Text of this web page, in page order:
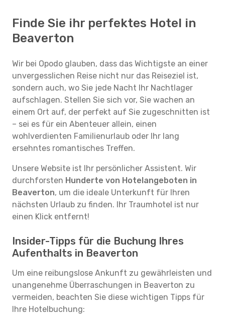
Finde Sie ihr perfektes Hotel in
Beaverton
Wir bei Opodo glauben, dass das Wichtigste an einer
unvergesslichen Reise nicht nur das Reiseziel ist,
sondern auch, wo Sie jede Nacht Ihr Nachtlager
aufschlagen. Stellen Sie sich vor, Sie wachen an
einem Ort auf, der perfekt auf Sie zugeschnitten ist
– sei es für ein Abenteuer allein, einen
wohlverdienten Familienurlaub oder Ihr lang
ersehntes romantisches Treffen.
Unsere Website ist Ihr persönlicher Assistent. Wir
durchforsten Hunderte von Hotelangeboten in
Beaverton, um die ideale Unterkunft für Ihren
nächsten Urlaub zu finden. Ihr Traumhotel ist nur
einen Klick entfernt!
Insider-Tipps für die Buchung Ihres
Aufenthalts in Beaverton
Um eine reibungslose Ankunft zu gewährleisten und
unangenehme Überraschungen in Beaverton zu
vermeiden, beachten Sie diese wichtigen Tipps für
Ihre Hotelbuchung: